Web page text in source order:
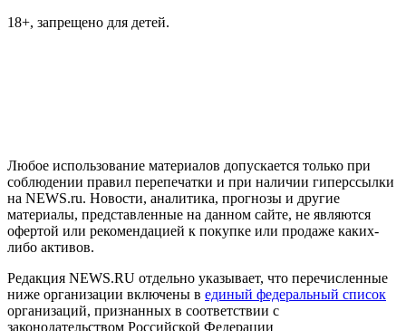
18+, запрещено для детей.
Любое использование материалов допускается только при
соблюдении правил перепечатки и при наличии гиперссылки
на NEWS.ru. Новости, аналитика, прогнозы и другие
материалы, представленные на данном сайте, не являются
офертой или рекомендацией к покупке или продаже каких-
либо активов.
Редакция NEWS.RU отдельно указывает, что перечисленные
ниже организации включены в единый федеральный список
организаций, признанных в соответствии с
законодательством Российской Федерации